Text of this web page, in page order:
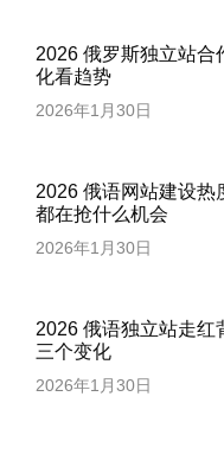
2026 俄罗斯独立站合
化看趋势
2026年1月30日
2026 俄语网站建设热
都在抢什么机会
2026年1月30日
2026 俄语独立站走红
三个变化
2026年1月30日